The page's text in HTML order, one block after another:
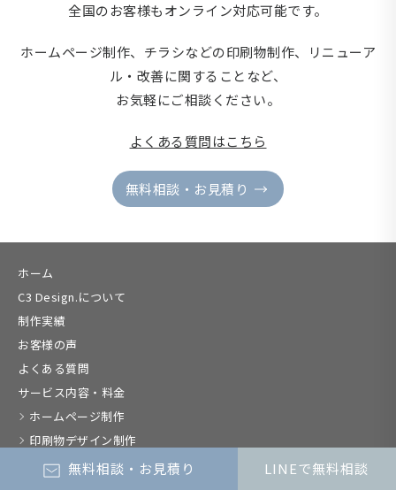
全国のお客様もオンライン対応可能です。
ホームページ制作、チラシなどの印刷物制作、
リニューア
ル・改善に関することなど、
お気軽にご相談ください。
よくある質問はこちら
無料相談・お見積り
ホーム
C3 Design.について
制作実績
お客様の声
よくある質問
サービス内容・料金
ホームページ制作
印刷物デザイン制作
SNS運用支援無料相談・お見積り LINEで無料相談